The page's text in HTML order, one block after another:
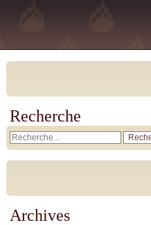
Recherche
Archives